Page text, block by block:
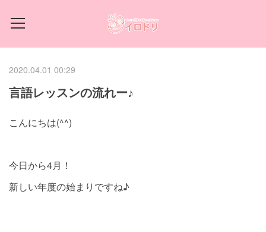
2020.04.01 00:29
言語レッスンの流れー♪
こんにちは(^^)
今日から4月！
新しい年度の始まりですね♪